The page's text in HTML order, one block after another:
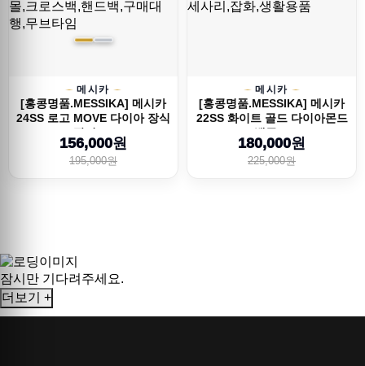
메시카
[홍콩명품.MESSIKA] 메시카
24SS 로고 MOVE 다이아 장식
팔찌 (...
156,000원
195,000원
메시카
[홍콩명품.MESSIKA] 메시카
22SS 화이트 골드 다이아몬드
뱅글 ...
180,000원
225,000원
잠시만 기다려주세요.
더보기 +